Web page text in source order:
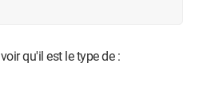
qu'il est le type de :